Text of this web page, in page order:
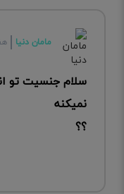
مامان دنیا
سلام جنسیت تو
نمیکنه
؟؟